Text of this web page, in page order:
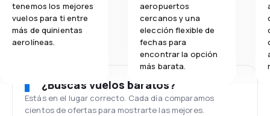
tenemos los mejores
vuelos para ti entre
más de quinientas
aerolíneas.
aeropuertos
cercanos y una
elección flexible de
fechas para
encontrar la opción
más barata.
¿Buscas vuelos baratos?
Estás en el lugar correcto. Cada día comparamos
cientos de ofertas para mostrarte las mejores.